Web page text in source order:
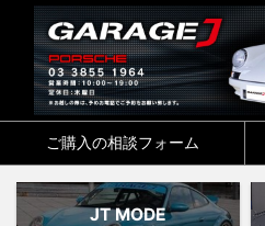
ご購入の相談フォーム
JT MODE